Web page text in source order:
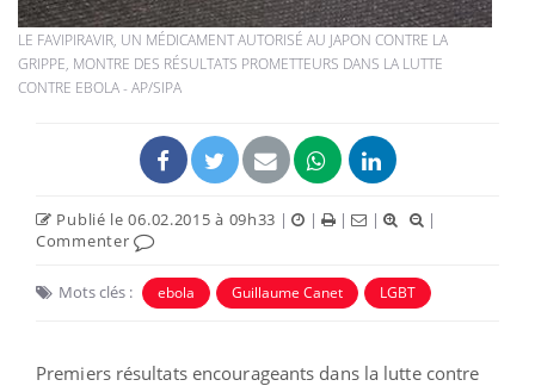
LE FAVIPIRAVIR, UN MÉDICAMENT AUTORISÉ AU JAPON CONTRE LA
GRIPPE, MONTRE DES RÉSULTATS PROMETTEURS DANS LA LUTTE
CONTRE EBOLA - AP/SIPA
Publié le 06.02.2015 à 09h33 | | | |
|
Commenter
Mots clés : ebola Guillaume Canet LGBT
Premiers résultats encourageants dans la lutte contre